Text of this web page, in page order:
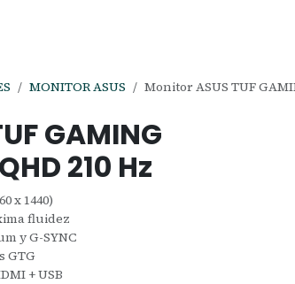
MONITOR ASUS Monitor ASUS TUF
GAMING
210 Hz
x 1440)
fluidez
y G-SYNC
GTG
+ USB